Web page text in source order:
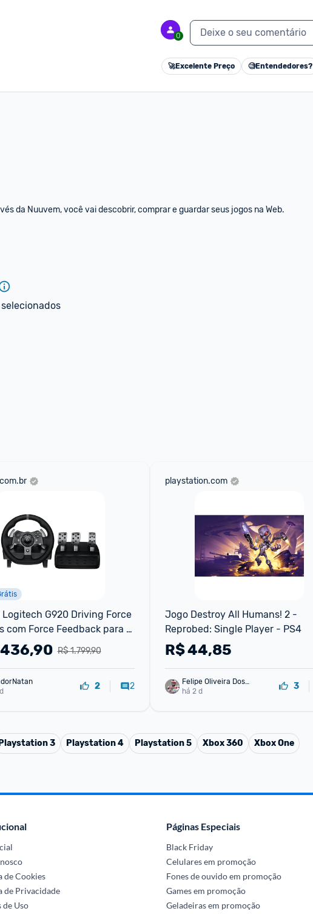
0 Deixe o seu comentário
🚀Excelente Preço 🧐Entendedores?
da Nuuvem, você vai descobrir, comprar e guardar seus jogos na Web.
Logitech G920 Driving Force
com Force Feedback para
X|S Xbox One PC Mac
R$ 1.799,90
2 2
playstation.com
Jogo Destroy All Humans! 2 -
Reprobed: Single Player - PS4
R$44,85
Felipe Oliveira Dos
Santos Albuquerqu
há 2 d 3
Playstation 3 Playstation 4 Playstation 5 Xbox 360 Xbox One
de Cookies
de Privacidade
de Uso
Páginas Especiais
Black Friday
Celulares em promoção
Fones de ouvido em promoção
Games em promoção
Geladeiras em promoção